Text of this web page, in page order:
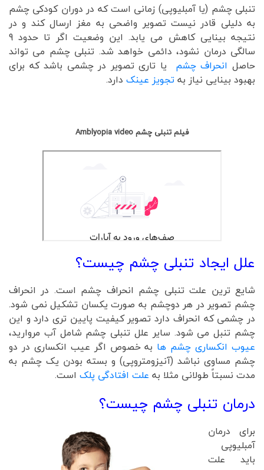
تنبلی چشم (یا آمبلیوپی) زمانی است که در دوران کودکی چشم
به دلیلی قادر نیست تصویر واضحی به مغز ارسال کند و در
نتیجه بینایی کاهش می یابد. این وضعیت اگر تا حدود 9
سالگی درمان نشود، دائمی خواهد شد. تنبلی چشم می تواند
حاصلانحراف چشم یا تاری تصویر در چشمی باشد که برای
بهبود بینایی نیاز بهتجویز عینک دارد.
فیلم تنبلی چشم Amblyopia video
علل ایجاد تنبلی چشم چیست؟
شایع ترین علت تنبلی چشم انحراف چشم است. در انحراف
چشم تصویر در هر دوچشم به صورت یکسان تشکیل نمی شود.
در چشمی که انحراف دارد تصویر کیفیت پایین تری دارد و این
چشم تنبل می شود. سایر علل تنبلی چشم شامل آب مروارید،
عیوب انکساری چشم ها به خصوص اگر عیب انکساری در دو
چشم مساوی نباشد (آنیزومتروپی) و بسته بودن یک چشم به
مدت نسبتاً طولانی مثلا به علت افتادگی پلک است.
درمان تنبلی چشم چیست؟
برای درمان
آمبلیوپی
باید علت